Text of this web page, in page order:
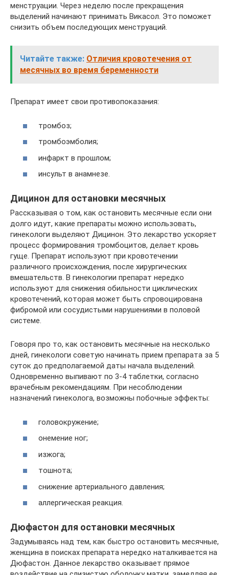
менструации. Через неделю после прекращения
выделений начинают принимать Викасол. Это поможет
снизить объем последующих менструаций.
Читайте также: Отличия кровотечения от
месячных во время беременности
Препарат имеет свои противопоказания:
тромбоз;
тромбоэмболия;
инфаркт в прошлом;
инсульт в анамнезе.
Дицинон для остановки месячных
Рассказывая о том, как остановить месячные если они
долго идут, какие препараты можно использовать,
гинекологи выделяют Дицинон. Это лекарство ускоряет
процесс формирования тромбоцитов, делает кровь
гуще. Препарат используют при кровотечении
различного происхождения, после хирургических
вмешательств. В гинекологии препарат нередко
используют для снижения обильности циклических
кровотечений, которая может быть спровоцирована
фибромой или сосудистыми нарушениями в половой
системе.
Говоря про то, как остановить месячные на несколько
дней, гинекологи советую начинать прием препарата за 5
суток до предполагаемой даты начала выделений.
Одновременно выпивают по 3-4 таблетки, согласно
врачебным рекомендациям. При несоблюдении
назначений гинеколога, возможны побочные эффекты:
головокружение;
онемение ног;
изжога;
тошнота;
снижение артериального давления;
аллергическая реакция.
Дюфастон для остановки месячных
Задумываясь над тем, как быстро остановить месячные,
женщина в поисках препарата нередко наталкивается на
Дюфастон. Данное лекарство оказывает прямое